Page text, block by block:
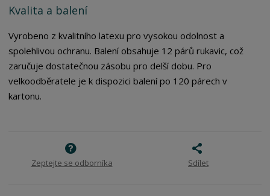
Kvalita a balení
Vyrobeno z kvalitního latexu pro vysokou odolnost a
spolehlivou ochranu. Balení obsahuje 12 párů rukavic, což
zaručuje dostatečnou zásobu pro delší dobu. Pro
velkoodběratele je k dispozici balení po 120 párech v
kartonu.
Zeptejte se odborníka Sdílet